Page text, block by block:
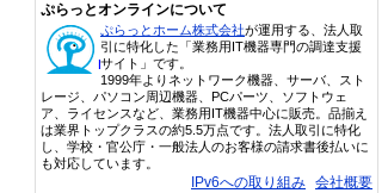
ぷらっとオンラインについて
ぷらっとホーム株式会社が運用する、法人取
引に特化した「業務用IT機器専門の調達支援
サイト」です。
1999年よりネットワーク機器、サーバ、スト
レージ、パソコン周辺機器、PCパーツ、ソフトウェ
ア、ライセンスなど、業務用IT機器中心に販売。品揃え
は業界トップクラスの約5.5万点です。法人取引に特化
し、学校・官公庁・一般法人のお客様の請求書後払いに
も対応しています。
IPv6への取り組み 会社概要